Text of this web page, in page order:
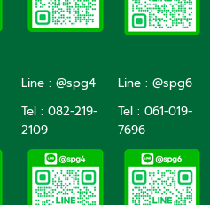
Line : @spg4
Tel : 082-219-
2109
Line : @spg6
Tel : 061-019-
7696